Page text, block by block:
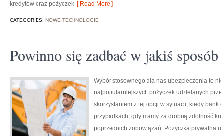
kredytów oraz pożyczek [ Read More ]
CATEGORIES: NOWE TECHNOLOGIE
Powinno się zadbać w jakiś
Wybór stosownego dla nas ubezpieczenia to
najpopularniejszych pożyczek udzielanych
skorzystaniem z tej opcji w sytuacji, kiedy
przypadkach, gdy mamy za drobną zdolność
poprzednich zobowiązań. Pożyczka prywatna